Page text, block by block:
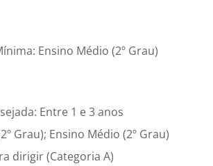
de produtos nas gôndolas,
nos pontos de vendas;
o material de merchandising,
a sua exposição;
os produtos danificados ou
Ensino Médio (2º Grau)
Entre 1 e 3 anos
Grau); Ensino Médio (2º Grau)
dirigir (Categoria A)